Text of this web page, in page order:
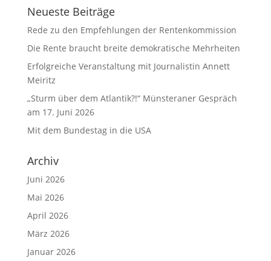
Neueste Beiträge
Rede zu den Empfehlungen der Rentenkommission
Die Rente braucht breite demokratische Mehrheiten
Erfolgreiche Veranstaltung mit Journalistin Annett
Meiritz
„Sturm über dem Atlantik?!“ Münsteraner Gespräch
am 17. Juni 2026
Mit dem Bundestag in die USA
Archiv
Juni 2026
Mai 2026
April 2026
März 2026
Januar 2026